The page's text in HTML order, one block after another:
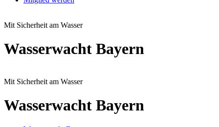
Mit Sicherheit am Wasser
Wasserwacht Bayern
Mit Sicherheit am Wasser
Wasserwacht Bayern